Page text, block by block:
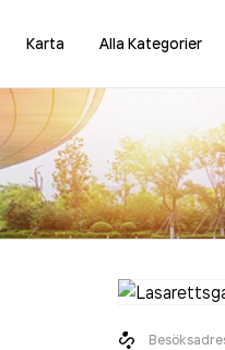
Karta Alla Kategorier